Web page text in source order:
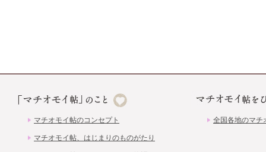
マチオモイ帖のコンセプト
マチオモイ帖、はじまりのものがたり
全国各地のマチ